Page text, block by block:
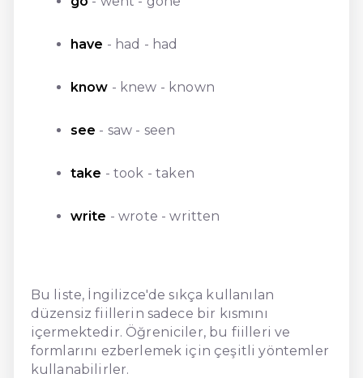
have - had - had
know - knew - known
see - saw - seen
take - took - taken
write - wrote - written
Bu liste, İngilizce'de sıkça kullanılan
düzensiz fiillerin sadece bir kısmını
içermektedir. Öğreniciler, bu fiilleri ve
formlarını ezberlemek için çeşitli yöntemler
kullanabilirler.